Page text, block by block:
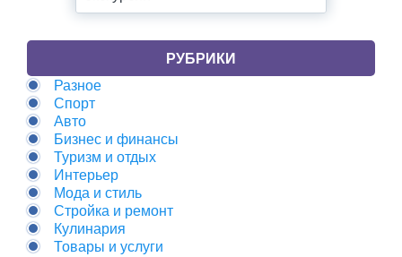
РУБРИКИ
Разное
Спорт
Авто
Бизнес и финансы
Туризм и отдых
Интерьер
Мода и стиль
Стройка и ремонт
Кулинария
Товары и услуги